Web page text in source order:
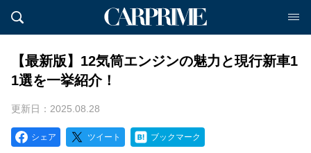
【最新版】12気筒エンジンの魅力と現行新車1
1選を一挙紹介！
更新日：2025.08.28
シェア ツイート ブックマーク